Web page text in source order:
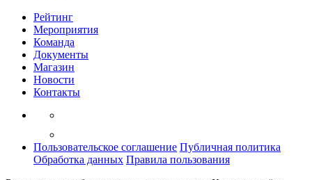
Рейтинг
Мероприятия
Команда
Документы
Магазин
Новости
Контакты
Пользовательское соглашение Публичная политика
Обработка данных Правила пользования